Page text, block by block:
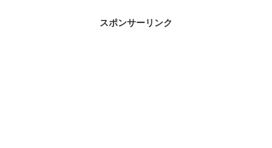
スポンサーリンク